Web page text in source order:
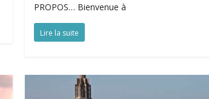
PROPOS… Bienvenue à
Lire la suite